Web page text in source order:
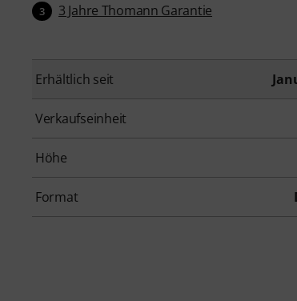
3 3 Jahre Thomann Garantie
Erhältlich seit
Verkaufseinheit
Höhe
Format